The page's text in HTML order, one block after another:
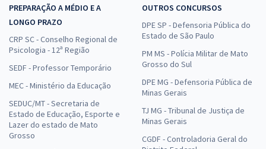
PREPARAÇÃO A MÉDIO E A
LONGO PRAZO
CRP SC - Conselho Regional de
Psicologia - 12ª Região
SEDF - Professor Temporário
MEC - Ministério da Educação
SEDUC/MT - Secretaria de
Estado de Educação, Esporte e
Lazer do estado de Mato
Grosso
OUTROS CONCURSOS
DPE SP - Defensoria Pública do
Estado de São Paulo
PM MS - Polícia Militar de Mato
Grosso do Sul
DPE MG - Defensoria Pública de
Minas Gerais
TJ MG - Tribunal de Justiça de
Minas Gerais
CGDF - Controladoria Geral do